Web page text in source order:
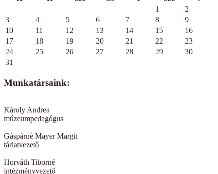
1
2
3
4 5 6 7 8
9
10
11 12 13 14 15
16
17
18 19 20 21 22
23
24
25 26 27 28 29
30
31
Munkatársaink:
Károly Andrea
múzeumpedagógus
Gáspárné Mayer Margit
tárlatvezető
Horváth Tiborné
intézményvezető